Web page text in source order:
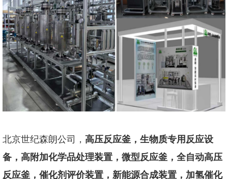
北京世纪森朗公司， 高压反应釜，生物质专用反应设
备，高附加化学品处理装置，微型反应釜，全自动高压
反应釜，催化剂评价装置，新能源合成装置，加氢催化